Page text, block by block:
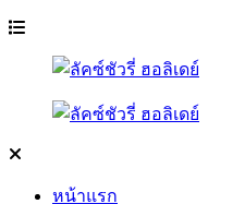
หน้าแรก